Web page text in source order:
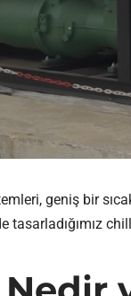
geniş bir
tasarladığımız